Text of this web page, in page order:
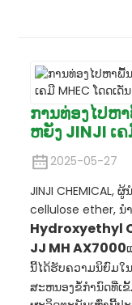
ການທ່ອງໄປຫ
ຫຍັງ JINJI ເຄ
2025-05-27
JINJI CHEMICAL,
cellulose ether, ນໍ
Hydroxyethyl
JJ MH AX7000
ນີ້ໄດ້ຮັບຄວາມນິຍົມໃນ
ສະ​ຫນອງ​ຂໍ້​ກໍາ​ນົດ​ທີ່​ເ